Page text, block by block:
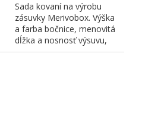
Sada kovaní na výrobu
zásuvky Merivobox. Výška
a farba bočnice, menovitá
dĺžka a nosnosť výsuvu,
typ čelného kovania...